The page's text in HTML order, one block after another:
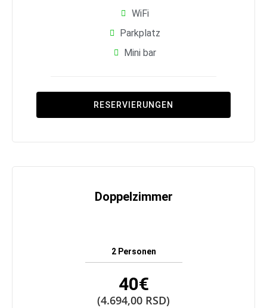
WiFi
Parkplatz
Mini bar
RESERVIERUNGEN
Doppelzimmer
2 Personen
40€
(4.694,00 RSD)